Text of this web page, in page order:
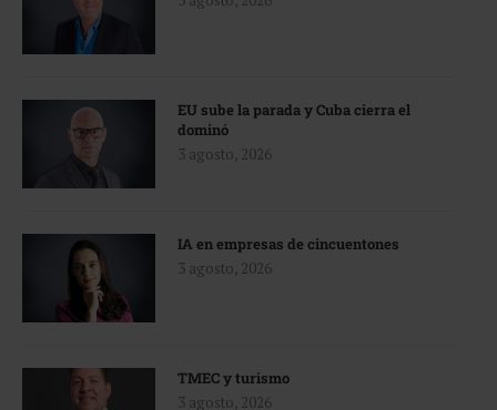
EU sube la parada y Cuba cierra el
dominó
3 agosto, 2026
IA en empresas de cincuentones
3 agosto, 2026
TMEC y turismo
3 agosto, 2026